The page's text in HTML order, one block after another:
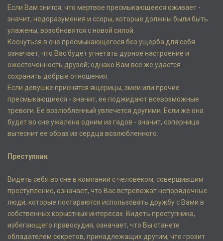
Если Вам снится, что мертвое пресмыкающееся оживает -
значит, недоразумения и ссоры, которые должны были быть
улажены, возобновятся с новой силой.
Коснуться в сне пресмыкающегося без ущерба для себя
означает, что Вас будет угнетать дурное настроение и
ожесточенность друзей; однако Вам все же удастся
сохранить добрые отношения.
Если девушке приснятся ящерицы, змеи или прочие
пресмыкающиеся - значит, ее поджидают всевозможные
тревоги. Ее возлюбленный увлечется другими. Если же она
будет во сне ужалена одним из гадов - значит, соперница
вытеснит ее образ из сердца возлюбленного.
Преступник
Видеть себя во сне в компании с человеком, совершившим
преступление, означает, что Вас встревожат непорядочные
люди, которые постараются использовать дружбу с Вами в
собственных корыстных интересах. Видеть преступника,
избегающего правосудия, означает, что Вы станете
обладателем секретов, принадлежащих другим, что грозит